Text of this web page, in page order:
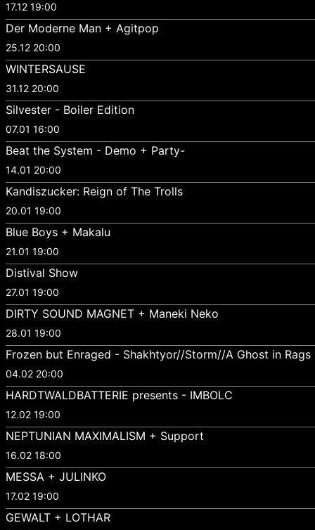
17.12 19:00
Der Moderne Man + Agitpop
25.12 20:00
WINTERSAUSE
31.12 20:00
Silvester - Boiler Edition
07.01 16:00
Beat the System - Demo + Party-
14.01 20:00
Kandiszucker: Reign of The Trolls
20.01 19:00
Blue Boys + Makalu
21.01 19:00
Distival Show
27.01 19:00
DIRTY SOUND MAGNET + Maneki Neko
28.01 19:00
Frozen but Enraged - Shakhtyor//Storm//A Ghost in Rags
04.02 20:00
HARDTWALDBATTERIE presents - IMBOLC
12.02 19:00
NEPTUNIAN MAXIMALISM + Support
16.02 18:00
MESSA + JULINKO
17.02 19:00
GEWALT + LOTHAR